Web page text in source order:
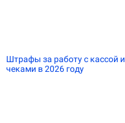
Штрафы за работу с кассой и
чеками в 2026 году